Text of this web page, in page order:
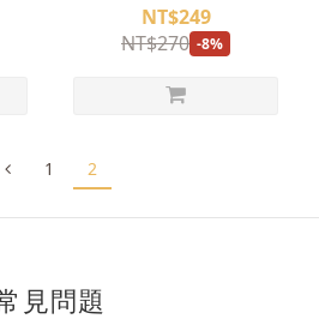
NT$249
NT$270 -8%
1 2
見問題